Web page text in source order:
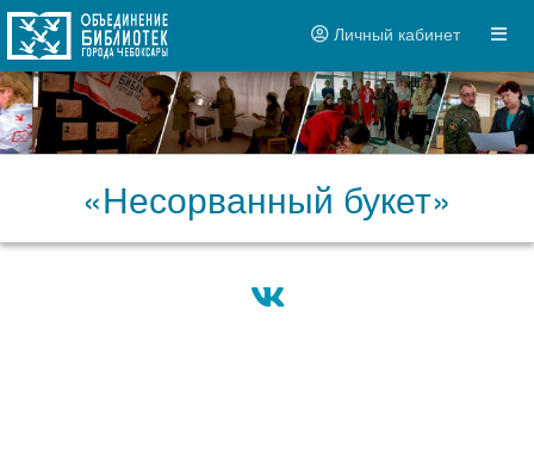
Личный кабинет
«Несорванный букет»